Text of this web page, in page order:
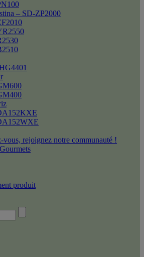
– SD-ZP2000
vous, rejoignez notre communauté !
produit